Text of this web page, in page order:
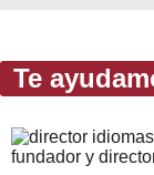
Te
fundador y